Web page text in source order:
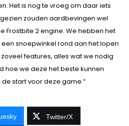
Het is nog te vroeg om daar iets
zouden aardbevingen wel
Frostbite 2 engine. We hebben het
snoepwinkel rond aan het lopen
features, alles wat we nodig
hoe we deze het beste kunnen
start voor deze game.”
Twitter/X